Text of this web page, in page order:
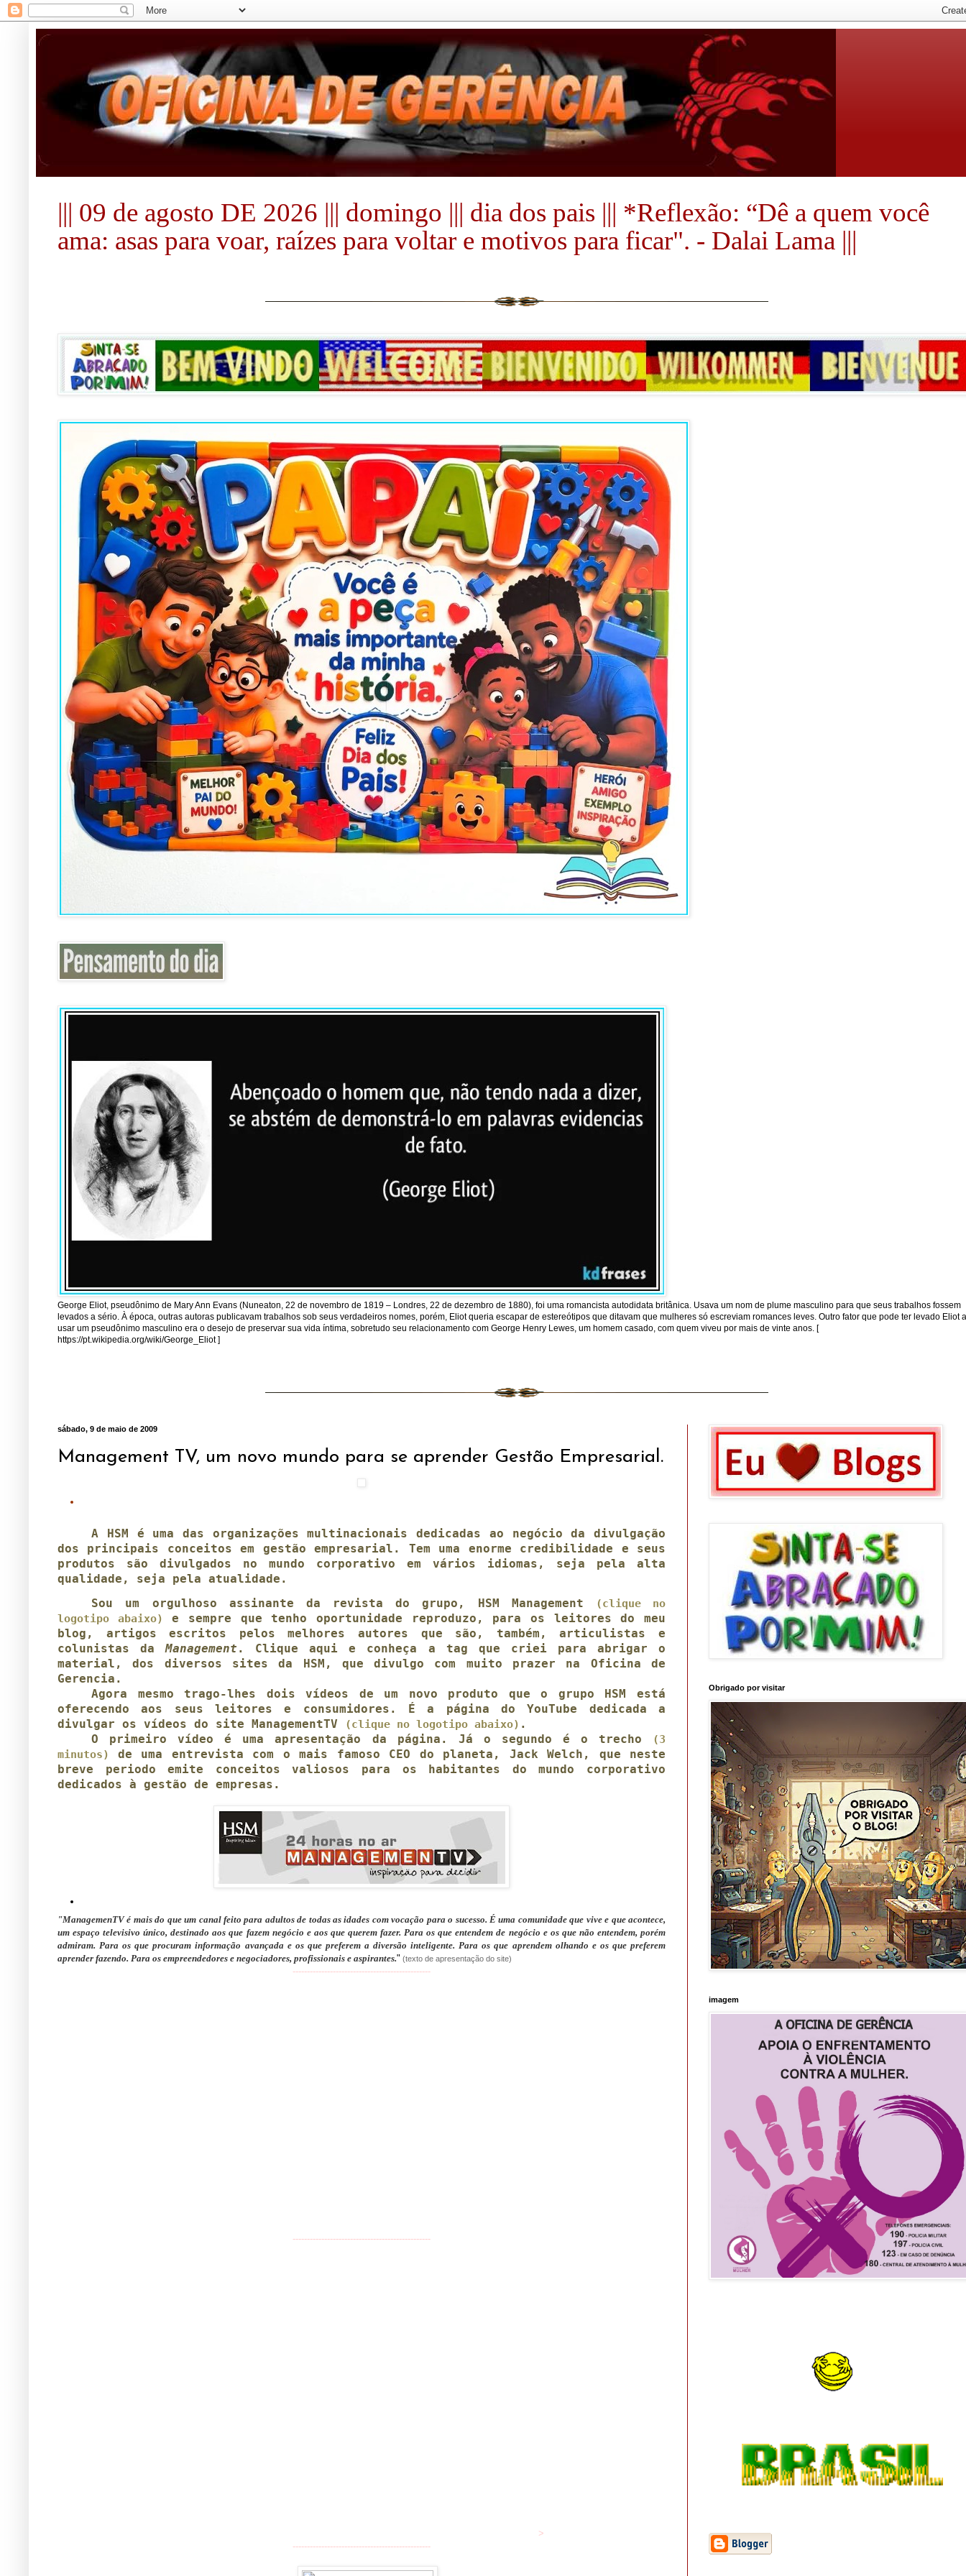
||| 09 de agosto DE 2026 ||| domingo ||| dia dos pais ||| *Reflexão: “Dê a quem você
ama: asas para voar, raízes para voltar e motivos para ficar". - Dalai Lama |||
George Eliot, pseudônimo de Mary Ann Evans (Nuneaton, 22 de novembro de 1819 – Londres, 22 de dezembro de 1880), foi uma romancista autodidata britânica. Usava um nom de plume masculino para que seus trabalhos fossem
levados a sério. À época, outras autoras publicavam trabalhos sob seus verdadeiros nomes, porém, Eliot queria escapar de estereótipos que ditavam que mulheres só escreviam romances leves. Outro fator que pode ter levado Eliot a
usar um pseudônimo masculino era o desejo de preservar sua vida íntima, sobretudo seu relacionamento com George Henry Lewes, um homem casado, com quem viveu por mais de vinte anos. [
https://pt.wikipedia.org/wiki/George_Eliot ]
sábado, 9 de maio de 2009
Management TV, um novo mundo para se aprender Gestão Empresarial.
A HSM é uma das organizações multinacionais dedicadas ao negócio da divulgação
dos principais conceitos em gestão empresarial. Tem uma enorme credibilidade e seus
produtos são divulgados no mundo corporativo em vários idiomas, seja pela alta
qualidade, seja pela atualidade.
Sou um orgulhoso assinante da revista do grupo, HSM Management
(clique no
logotipo abaixo)
e sempre que tenho oportunidade reproduzo, para os leitores do meu
blog, artigos escritos pelos melhores autores que são, também, articulistas e
colunistas daManagement . Clique aqui e conheça a tag que criei para abrigar o
material, dos diversos sites da HSM, que divulgo com muito prazer na Oficina de
Gerencia.
Agora mesmo trago-lhes dois vídeos de um novo produto que o grupo HSM está
oferecendo aos seus leitores e consumidores. É a página do YouTube dedicada a
divulgar os vídeos do site ManagementTV
(clique no logotipo abaixo) .
O primeiro vídeo é uma apresentação da página. Já o segundo é o trecho
(3
minutos)
de uma entrevista com o mais famoso CEO do planeta, Jack Welch, que neste
breve periodo emite conceitos valiosos para os habitantes do mundo corporativo
dedicados à gestão de empresas.
"ManagemenTV é mais do que um canal feito para adultos de todas as idades com vocação para o sucesso. É uma comunidade que vive e que acontece,
um espaço televisivo único, destinado aos que fazem negócio e aos que querem fazer. Para os que entendem de negócio e os que não entendem, porém
admiram. Para os que procuram informação avançada e os que preferem a diversão inteligente. Para os que aprendem olhando e os que preferem
aprender fazendo. Para os empreendedores e negociadores, profissionais e aspirantes." (texto de apresentação do site)
------------------------------------------------
------------------------------------------------
>
------------------------------------------------
Obrigado por visitar
imagem